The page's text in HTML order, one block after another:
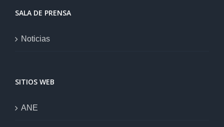
SALA DE PRENSA
Noticias
SITIOS WEB
ANE